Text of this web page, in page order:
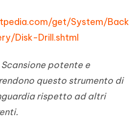
get/System/Back
Disk-Drill.shtml
Scansione potente e
questo strumento di
rispetto ad altri